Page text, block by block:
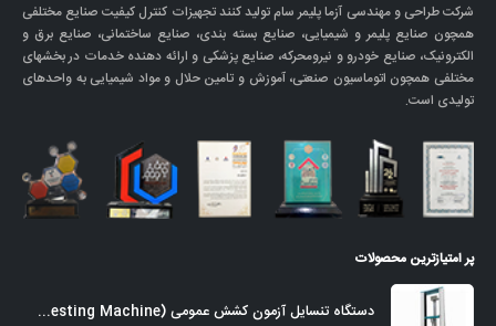
شرکت طراحی و مهندسی آزما پلیمر سام تولید کنند تجهیزات کنترل کیفیت صنایع مختلفی
همچون صنایع پلیمر و شیمیایی، صنایع بسته بندی، صنایع ساختمانی، صنایع برق و
الکترونیک، صنایع خودرو و نیرومحرکه، صنایع پزشکی و ارائه دهنده خدمات در بخشهای
مختلفی همچون اتوماسیون صنعتی، آموزش و تامین حلال و مواد شیمیایی به واحدهای
تولیدی است.
پر امتیازترین محصولات
دستگاه تنسایل آزمون کشش عمومی (Universal Tensile Testing Machine)